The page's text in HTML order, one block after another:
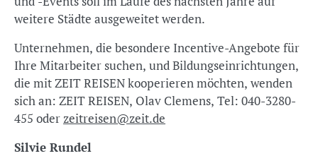
weitere Städte ausgeweitet werden.
Unternehmen, die besondere Incentive-Angebote für
Ihre Mitarbeiter suchen, und Bildungseinrichtungen,
die mit ZEIT REISEN kooperieren möchten, wenden
sich an: ZEIT REISEN, Olav Clemens, Tel: 040-3280-
455 oderzeitreisen@zeit.de
Silvie Rundel